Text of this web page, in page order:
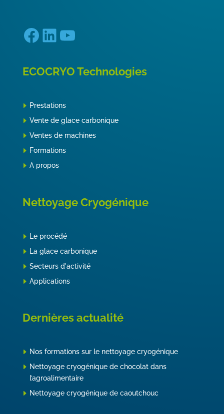
Facebook
LinkedIn
YouTube
ECOCRYO Technologies
Prestations
Vente de glace carbonique
Ventes de machines
Formations
A propos
Nettoyage Cryogénique
Le procédé
La glace carbonique
Secteurs d'activité
Applications
Dernières actualité
Nos formations sur le nettoyage cryogénique
Nettoyage cryogénique de chocolat dans
l’agroalimentaire
Nettoyage cryogénique de caoutchouc